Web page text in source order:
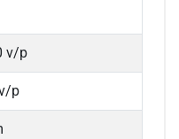
v/p
p